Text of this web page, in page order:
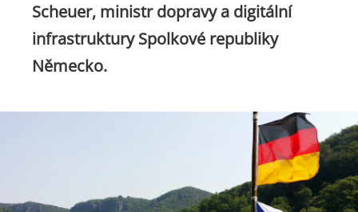
Scheuer, ministr dopravy a digitální
infrastruktury Spolkové republiky
Německo.